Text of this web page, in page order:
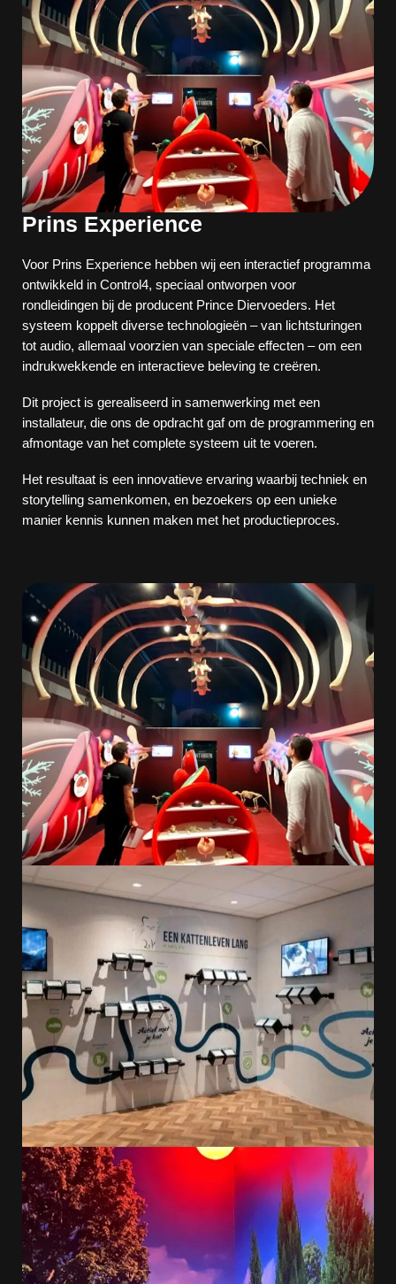
Prins Experience
Voor Prins Experience hebben wij een interactief programma
ontwikkeld in Control4, speciaal ontworpen voor
rondleidingen bij de producent Prince Diervoeders. Het
systeem koppelt diverse technologieën – van lichtsturingen
tot audio, allemaal voorzien van speciale effecten – om een
indrukwekkende en interactieve beleving te creëren.
Dit project is gerealiseerd in samenwerking met een
installateur, die ons de opdracht gaf om de programmering en
afmontage van het complete systeem uit te voeren.
Het resultaat is een innovatieve ervaring waarbij techniek en
storytelling samenkomen, en bezoekers op een unieke
manier kennis kunnen maken met het productieproces.